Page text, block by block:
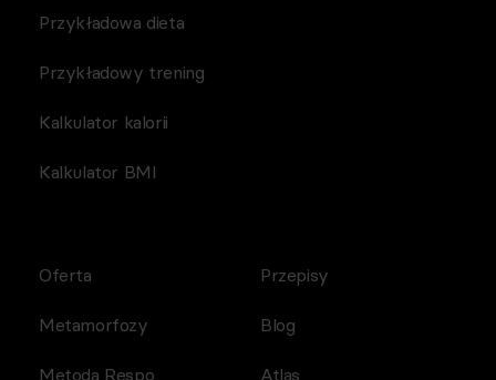
Przykładowa dieta
Przykładowy trening
Kalkulator kalorii
Kalkulator BMI
Oferta
Metamorfozy
Metoda Respo
Przepisy
Blog
Atlas